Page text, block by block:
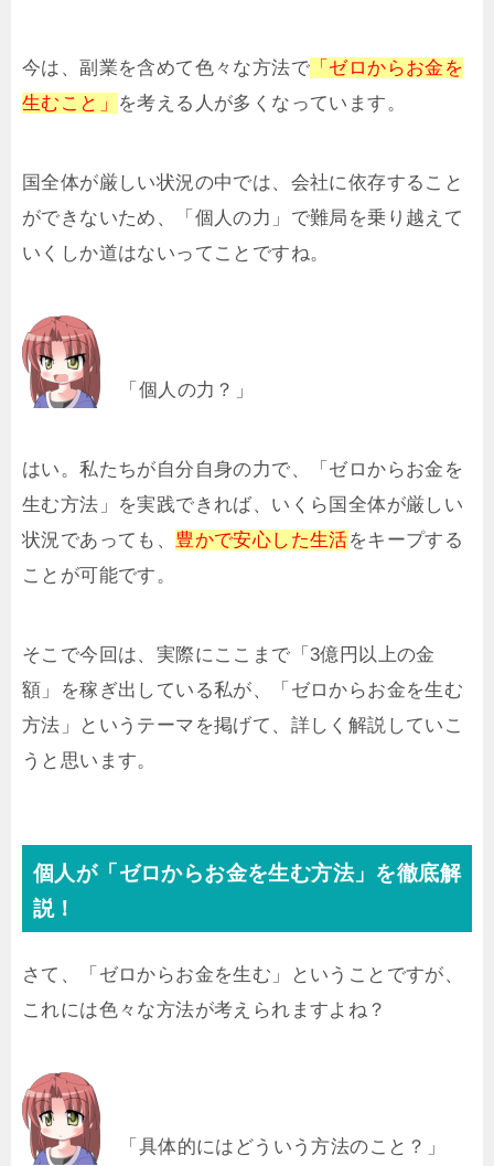
今は、副業を含めて色々な方法で 「ゼロからお金を
生むこと」
を考える人が多くなっています。
国全体が厳しい状況の中では、会社に依存すること
ができないため、「個人の力」で難局を乗り越えて
いくしか道はないってことですね。
「個人の力？」
はい。私たちが自分自身の力で、「ゼロからお金を
生む方法」を実践できれば、いくら国全体が厳しい
状況であっても、 豊かで安心した生活をキープする
ことが可能です。
そこで今回は、実際にここまで「3億円以上の金
額」を稼ぎ出している私が、「ゼロからお金を生む
方法」というテーマを掲げて、詳しく解説していこ
うと思います。
個人が「ゼロからお金を生む方法」を徹底解
説！
さて、「ゼロからお金を生む」ということですが、
これには色々な方法が考えられますよね？
「具体的にはどういう方法のこと？」